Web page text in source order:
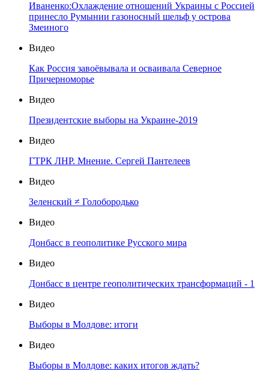
Иваненко:Охлаждение отношений Украины с Россией
принесло Румынии газоносный шельф у острова
Змеиного
Видео
Как Россия завоёвывала и осваивала Северное
Причерноморье
Видео
Президентские выборы на Украине-2019
Видео
ГТРК ЛНР. Мнение. Сергей Пантелеев
Видео
Зеленский ≠ Голобородько
Видео
Донбасс в геополитике Русского мира
Видео
Донбасс в центре геополитических трансформаций - 1
Видео
Выборы в Молдове: итоги
Видео
Выборы в Молдове: каких итогов ждать?